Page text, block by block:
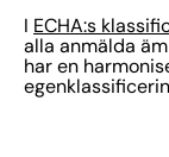
I ECHA:s
alla anmälda
har en